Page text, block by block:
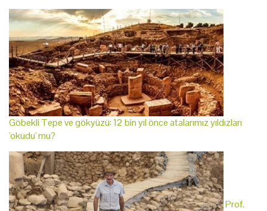
Göbekli Tepe ve gökyüzü: 12 bin yıl önce atalarımız yıldızları
'okudu' mu?
Prof.